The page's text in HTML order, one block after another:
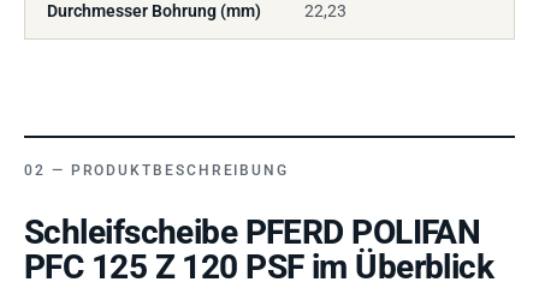
Durchmesser Bohrung (mm) 22,23
PRODUKTBESCHREIBUNG
Schleifscheibe PFERD POLIFAN
PFC 125 Z 120 PSF im Überblick